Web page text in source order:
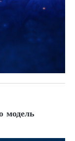
модель